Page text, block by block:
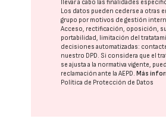
llevar a cabo las finalidades
Los datos pueden cederse a otras
grupo por motivos de gestión
Acceso, rectificación, oposición,
portabilidad, limitación del
decisiones automatizadas:
nuestro DPD. Si considera que el
se ajusta a la normativa vigente,
reclamación ante laAEPD.Más
Política de Protección de Datos